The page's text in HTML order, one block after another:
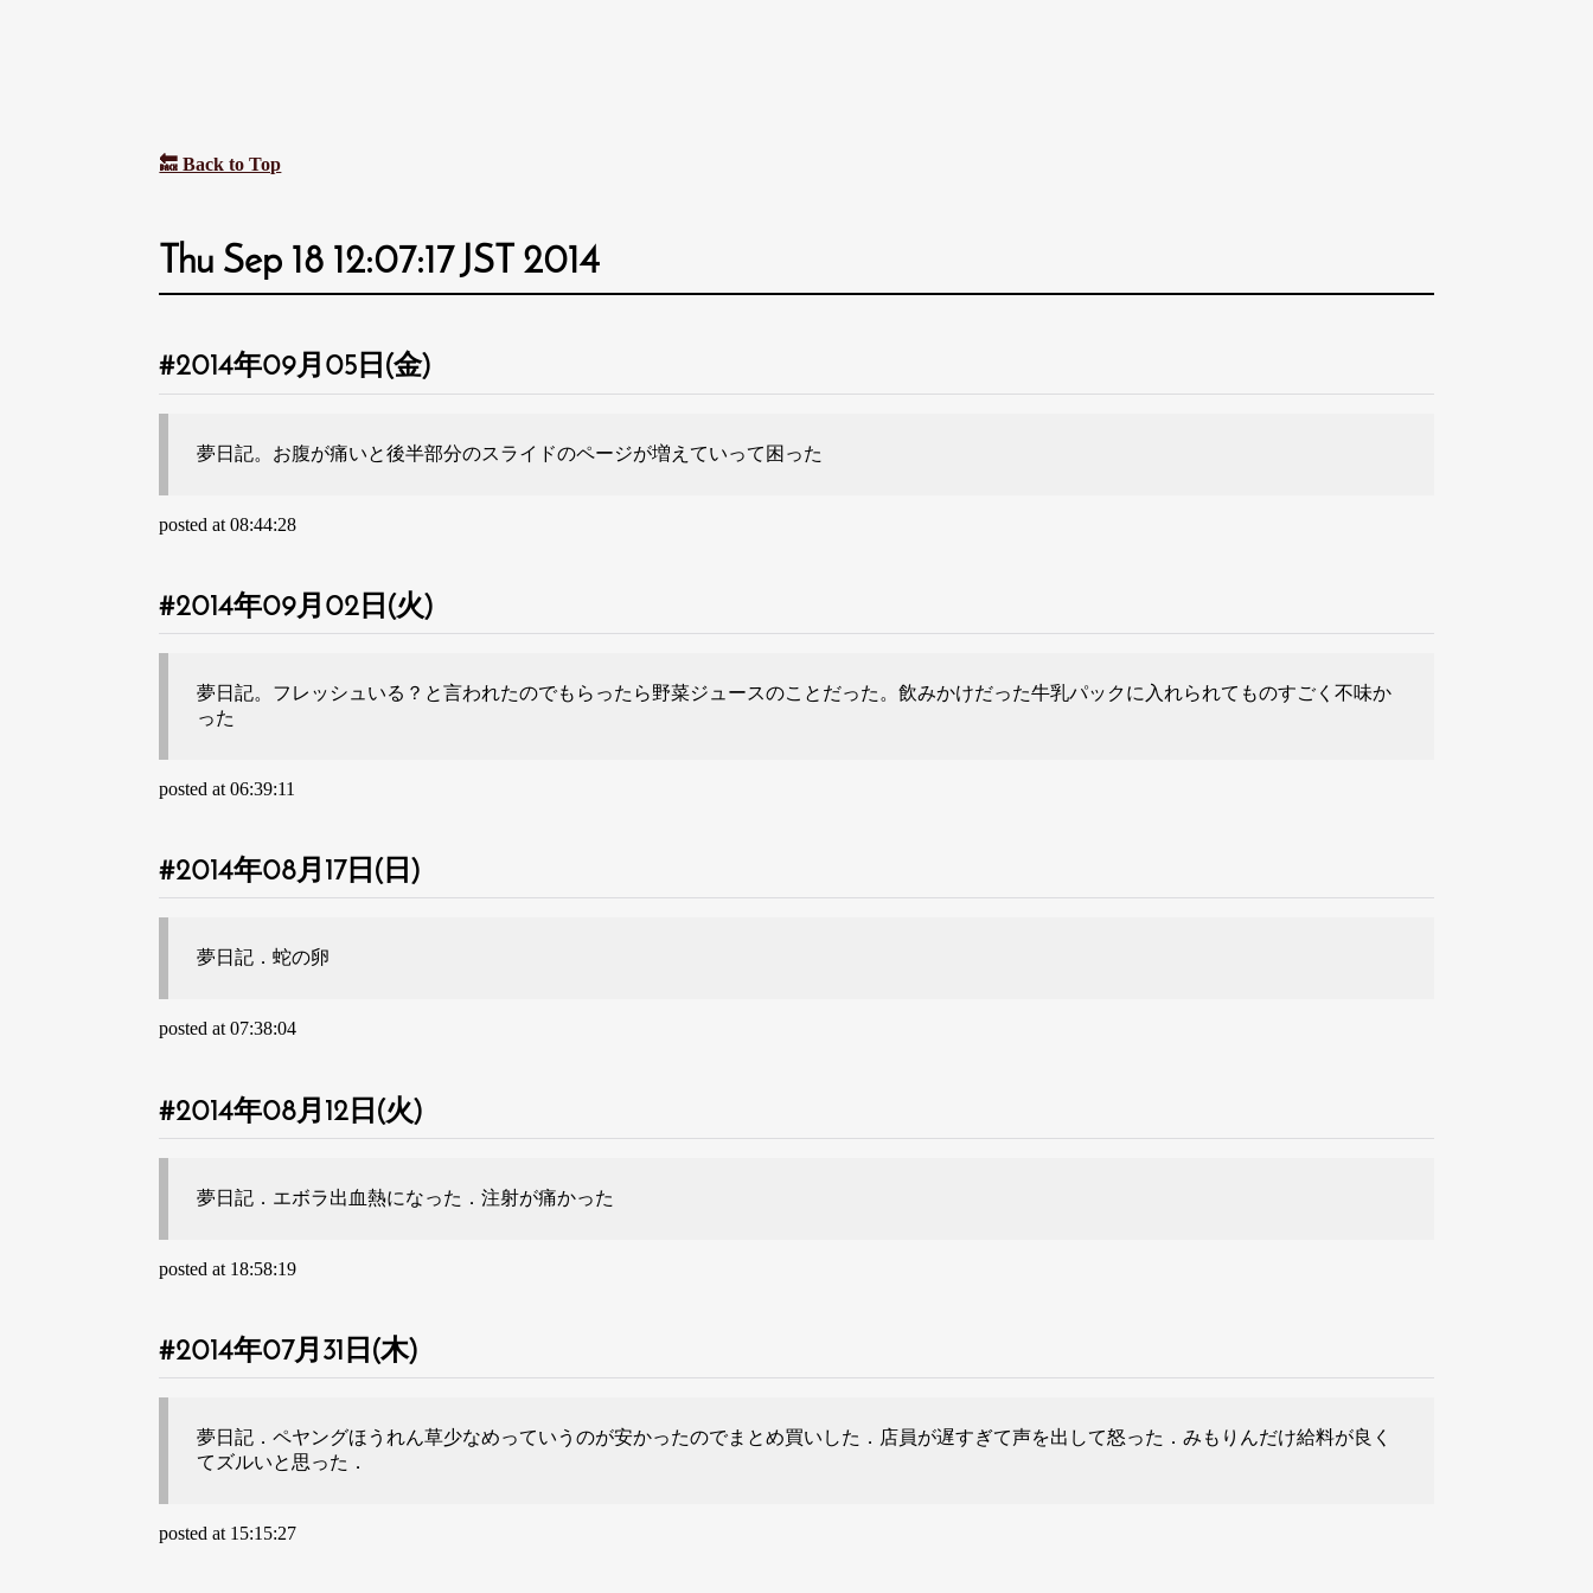
🔙 Back to Top
Thu Sep 18 12:07:17 JST 2014
2014年09月05日(金)
夢日記。お腹が痛いと後半部分のスライドのページが増えていって困った
posted at 08:44:28
2014年09月02日(火)
夢日記。フレッシュいる？と言われたのでもらったら野菜ジュースのことだった。飲みかけだった牛乳パックに入れられてものすごく不味か
った
posted at 06:39:11
2014年08月17日(日)
夢日記．蛇の卵
posted at 07:38:04
2014年08月12日(火)
夢日記．エボラ出血熱になった．注射が痛かった
posted at 18:58:19
2014年07月31日(木)
夢日記．ペヤングほうれん草少なめっていうのが安かったのでまとめ買いした．店員が遅すぎて声を出して怒った．みもりんだけ給料が良く
てズルいと思った．
posted at 15:15:27